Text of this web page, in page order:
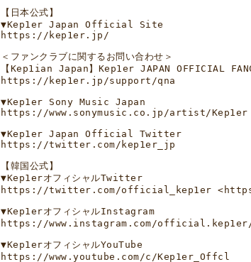
【日本公式】
▼Kep1er Japan Official Site
https://kep1er.jp/
＜ファンクラブに関するお問い合わせ＞
【Kep1ian Japan】Kep1er JAPAN OFFICIAL
https://kep1er.jp/support/qna
▼Kep1er Sony Music Japan
https://www.sonymusic.co.jp/artist/Kep1er
▼Kep1er Japan Official Twitter
https://twitter.com/kep1er_jp
【韓国公式】
▼Kep1erオフィシャルTwitter
https://twitter.com/official_kep1er <
▼Kep1erオフィシャルInstagram
https://www.instagram.com/
▼Kep1erオフィシャルYouTube
https://www.youtube.com/c/Kep1er_Offcl